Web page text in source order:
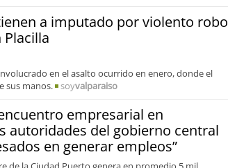
a imputado por violento robo
en el asalto ocurrido en enero, donde el
sus manos.
soyvalparaiso
empresarial en
autoridades del gobierno central
en generar empleos”